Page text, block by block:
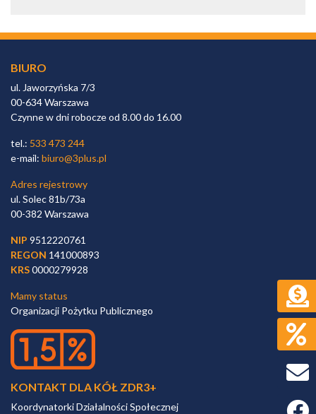
BIURO
ul. Jaworzyńska 7/3
00-634 Warszawa
Czynne w dni robocze od 8.00 do 16.00
tel.: 533 473 244
e-mail: biuro@3plus.pl
Adres rejestrowy
ul. Solec 81b/73a
00-382 Warszawa
NIP 9512220761
REGON 141000893
KRS0000279928
Mamy status
Organizacji Pożytku Publicznego
KONTAKT DLA KÓŁ ZDR3+
Koordynatorki Działalności Społecznej